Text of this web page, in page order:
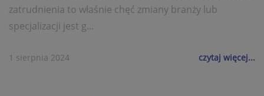
zatrudnienia to właśnie chęć zmiany branży lub
specjalizacji jest g...
1 sierpnia 2024 czytaj więcej...